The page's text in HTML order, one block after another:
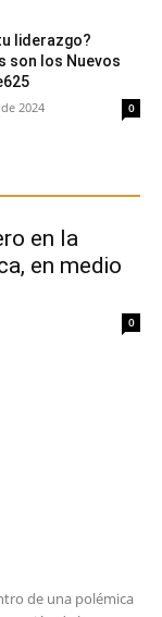
liderazgo?
son los Nuevos
2024 0
en la
en medio
0
de una polémica